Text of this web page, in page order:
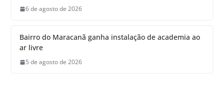
6 de agosto de 2026
Bairro do Maracanã ganha instalação de academia ao
ar livre
5 de agosto de 2026